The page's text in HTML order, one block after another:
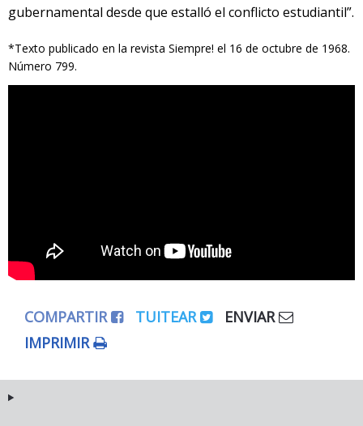
gubernamental desde que estalló el conflicto estudiantil”.
*Texto publicado en la revista Siempre! el 16 de octubre de 1968.
Número 799.
COMPARTIR TUITEAR
ENVIAR
IMPRIMIR